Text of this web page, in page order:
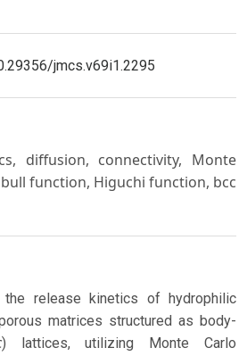
jmcs.v69i1.2295
diffusion, connectivity, Monte
function, Higuchi function, bcc
release kinetics of hydrophilic
matrices structured as body-
) lattices, utilizing Monte Carlo